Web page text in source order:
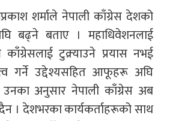
शर्माले नेपाली काँग्रेस देशको
बढ्ने बताए । महाधिवेशनलाई
टुक्र्याउने प्रयास नभई
गर्ने उद्देश्यसहित आफूहरू अघि
अनुसार नेपाली काँग्रेस अब
। देशभरका कार्यकर्ताहरूको साथ